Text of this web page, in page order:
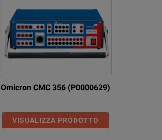
Omicron CMC 356 (P0000629)
VISUALIZZA PRODOTTO